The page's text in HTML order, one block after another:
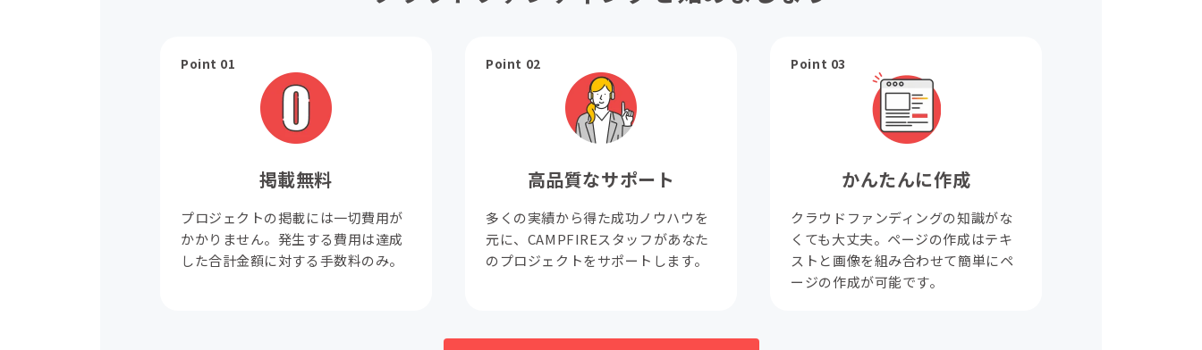
Point 01
掲載無料
プロジェクトの掲載には一切費用が
かかりません。発生する費用は達成
した合計金額に対する手数料のみ。
Point 02
高品質なサポート
多くの実績から得た成功ノウハウを
元に、CAMPFIREスタッフがあなた
のプロジェクトをサポートします。
Point 03
かんたんに作成
クラウドファンディングの知識がな
くても大丈夫。ページの作成はテキ
ストと画像を組み合わせて簡単にペ
ージの作成が可能です。